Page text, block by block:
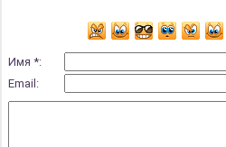
Имя *:
Email: